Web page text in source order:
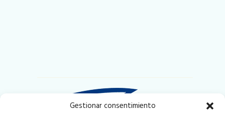
Gestionar consentimiento